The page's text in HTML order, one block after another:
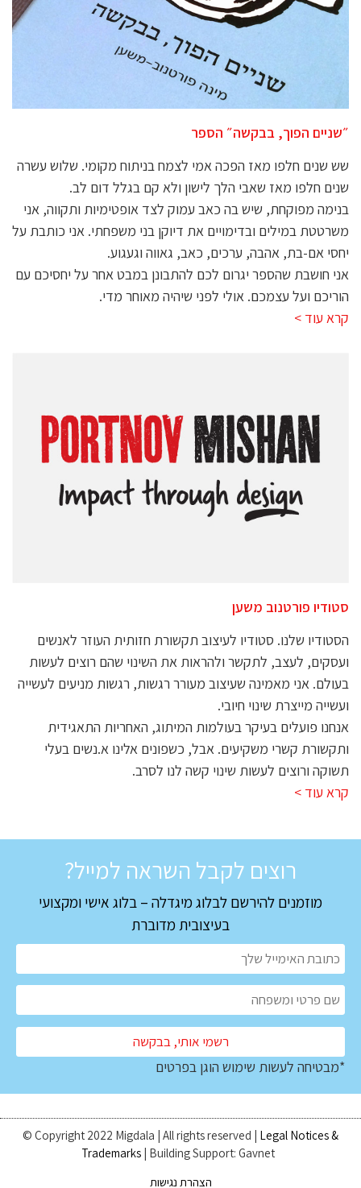
״שניים הפוך, בבקשה״ הספר
שש שנים חלפו מאז הפכה אמי לצמח בניתוח מקומי. שלוש עשרה
שנים חלפו מאז שאבי הלך לישון ולא קם בגלל דום לב.
בנימה מפוקחת, שיש בה כאב עמוק לצד אופטימיות ותקווה, אני
משרטטת במילים ובדימויים את דיוקן בני משפחתי. אני כותבת על
יחסי אם-בת, אהבה, ערכים, כאב, גאווה וגעגוע.
אני חושבת שהספר יגרום לכם להתבונן במבט אחר על יחסיכם עם
הוריכם ועל עצמכם. אולי לפני שיהיה מאוחר מדי.
קרא עוד >
סטודיו פורטנוב משען
הסטודיו שלנו. סטודיו לעיצוב תקשורת חזותית העוזר לאנשים
ועסקים, לעצב, לתקשר ולהראות את השינוי שהם רוצים לעשות
בעולם. אני מאמינה שעיצוב מעורר רגשות, רגשות מניעים לעשייה
ועשייה מייצרת שינוי חיובי.
אנחנו פועלים בעיקר בעולמות המיתוג, האחריות התאגידית
ותקשורת קשרי משקיעים. אבל, כשפונים אלינו א.נשים בעלי
תשוקה ורוצים לעשות שינוי קשה לנו לסרב.
קרא עוד >
רוצים לקבל השראה למייל?
מוזמנים להירשם לבלוג מיגדלה – בלוג אישי ומקצועי
בעיצובית מדוברת
*מבטיחה לעשות שימוש הוגן בפרטים
© Copyright 2022 Migdala | All rights reserved | Legal Notices &
Trademarks | Building Support: Gavnet
הצהרת נגישות